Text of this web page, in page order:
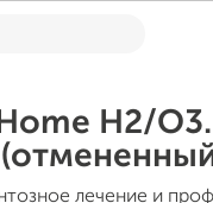
H2/
лечение и